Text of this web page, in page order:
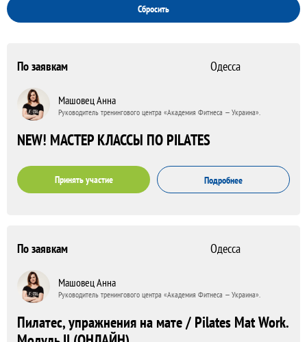
Сбросить
По заявкам Одесса
Машовец Анна
Руководитель тренингового центра «Академия Фитнеса — Украина».
NEW! МАСТЕР КЛАССЫ ПО PILATES
Принять участие Подробнее
По заявкам Одесса
Машовец Анна
Руководитель тренингового центра «Академия Фитнеса — Украина».
Пилатес, упражнения на мате / Pilates Mat Work.